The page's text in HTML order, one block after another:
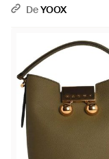
DeYOOX